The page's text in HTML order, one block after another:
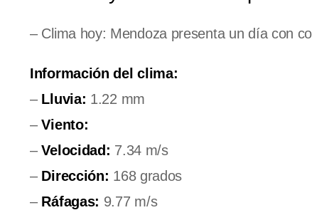
– Clima hoy: Mendoza presenta un día con
Información del clima:
– Lluvia: 1.22 mm
–Viento:
–Velocidad: 7.34 m/s
– Dirección: 168 grados
– Ráfagas: 9.77 m/s